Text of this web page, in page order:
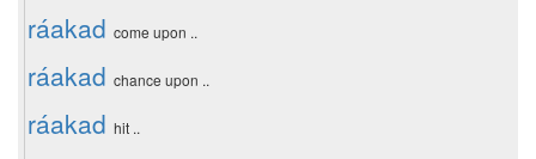
ráakad come upon ..
ráakad chance upon ..
ráakad hit ..